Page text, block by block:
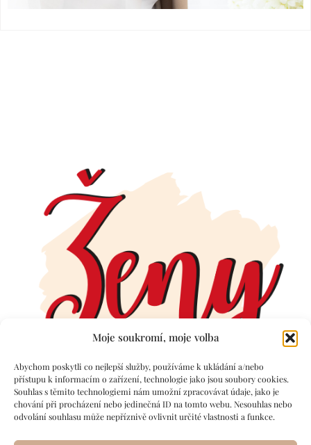
Moje soukromí, moje volba
Abychom poskytli co nejlepší služby, používáme k ukládání a/nebo
přístupu k informacím o zařízení, technologie jako jsou soubory cookies.
Souhlas s těmito technologiemi nám umožní zpracovávat údaje, jako je
chování při procházení nebo jedinečná ID na tomto webu. Nesouhlas nebo
odvolání souhlasu může nepříznivě ovlivnit určité vlastnosti a funkce.